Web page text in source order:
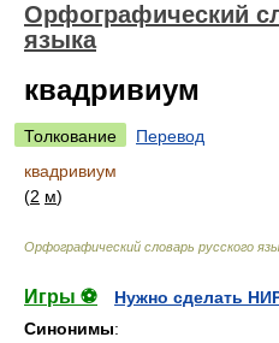
Орфографический
языка
квадривиум
Толкование
Перевод
квадривиум
(2 м)
Орфографический словарь русского
Игры ⚽
Нужно сделать
Синонимы: